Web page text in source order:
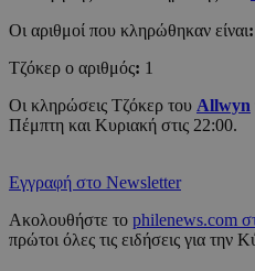
Οι αριθμοί που κληρώθηκαν είναι:
Τζόκερ ο αριθμός: 1
Οι κληρώσεις Τζόκερ του Allwyn
Πέμπτη και Κυριακή στις 22:00.
Εγγραφή στο Newsletter
Ακολουθήστε το philenews.com
πρώτοι όλες τις ειδήσεις για την